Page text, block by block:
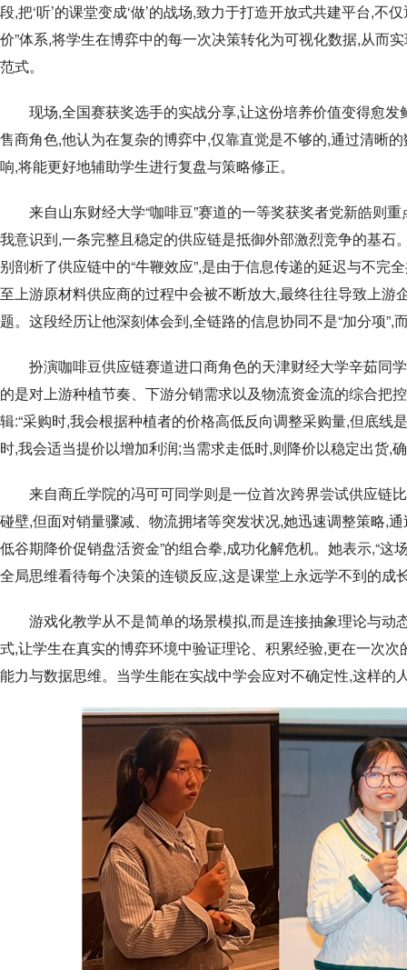
段,把‘听’的课堂变成‘做’的战场,致力于打造开放式共建平台,不
价”体系,将学生在博弈中的每一次决策转化为可视化数据,从而
范式。
现场,全国赛获奖选手的实战分享,让这份培养价值变得愈
售商角色,他认为在复杂的博弈中,仅靠直觉是不够的,通过清晰
响,将能更好地辅助学生进行复盘与策略修正。
来自山东财经大学“咖啡豆”赛道的一等奖获奖者党新皓则
我意识到,一条完整且稳定的供应链是抵御外部激烈竞争的基石
别剖析了供应链中的“牛鞭效应”,是由于信息传递的延迟与不
至上游原材料供应商的过程中会被不断放大,最终往往导致上
题。这段经历让他深刻体会到,全链路的信息协同不是“加分项”,
扮演咖啡豆供应链赛道进口商角色的天津财经大学辛茹同
的是对上游种植节奏、下游分销需求以及物流资金流的综合把
辑:“采购时,我会根据种植者的价格高低反向调整采购量,但底
时,我会适当提价以增加利润;当需求走低时,则降价以稳定出货,
来自商丘学院的冯可可同学则是一位首次跨界尝试供应链
碰壁,但面对销量骤减、物流拥堵等突发状况,她迅速调整策略,
低谷期降价促销盘活资金”的组合拳,成功化解危机。她表示,“
全局思维看待每个决策的连锁反应,这是课堂上永远学不到的成
游戏化教学从不是简单的场景模拟,而是连接抽象理论与动
式,让学生在真实的博弈环境中验证理论、积累经验,更在一次
能力与数据思维。当学生能在实战中学会应对不确定性,这样